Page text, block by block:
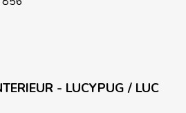
- LUCYPUG / LUC